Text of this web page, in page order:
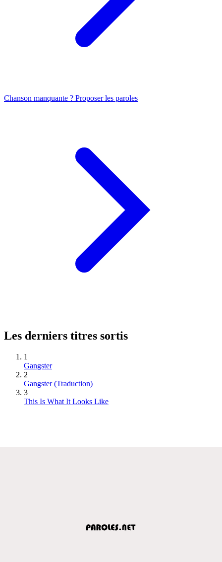
Chanson manquante ? Proposer les paroles
Les derniers titres sortis
1
Gangster
2
Gangster (Traduction)
3
This Is What It Looks Like